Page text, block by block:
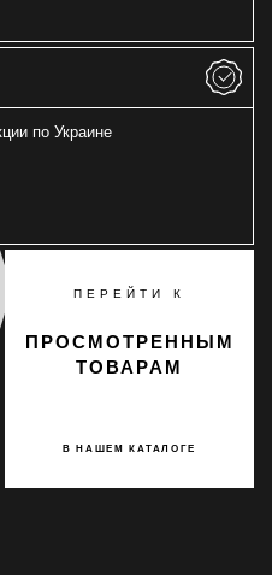
по Украине
ПЕРЕЙТИ К
В НАШЕМ КАТАЛОГЕ
ПРОСМОТРЕННЫМ
ТОВАРАМ